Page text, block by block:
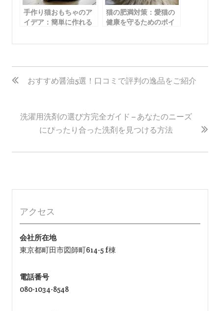
手作り猫おもちゃのア
イデア：簡単に作れる
愛猫を喜ばせよう
猫の肥満対策：愛猫の
健康を守るためのポイ
投
稿
ビ
ー
おすすめ醤油5選！口コミで評判の逸品をご紹介
洗濯用洗剤の選び方完全ガイド – あなたのニーズ
にぴったり合った洗剤を見つける方法
アクセス
会社所在地
東京都町田市図師町614-5 f棟
電話番号
080-1034-8548